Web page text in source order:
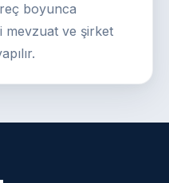
boyunca
mevzuat ve şirket